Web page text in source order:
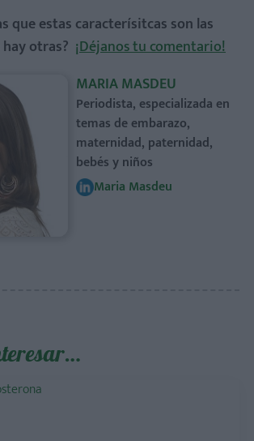
que estas caracterísitcas son las
otras? ¡Déjanos tu comentario!
MARIA MASDEU
Periodista, especializada en
temas de embarazo,
maternidad, paternidad,
bebés y niños
Maria Masdeu